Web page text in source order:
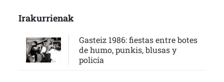
Irakurrienak
Gasteiz 1986: fiestas entre botes
de humo, punkis, blusas y
policía